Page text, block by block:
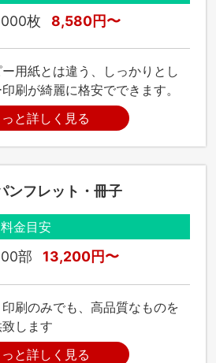
枚 8,580円〜
用紙とは違う、しっかりとし
刷が綺麗に格安でできます。
っと詳しく見る
ンフレット・冊子
料金目安
部 13,200円〜
刷のみでも、高品質なものを
します
っと詳しく見る